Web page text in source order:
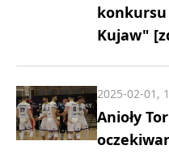
konkursu
Kujaw"
Anioły
2025-02-01,